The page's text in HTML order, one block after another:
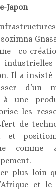
Japon
co-
Il a insisté
d’un
à une
les
de
et
comme
plus loin
et le